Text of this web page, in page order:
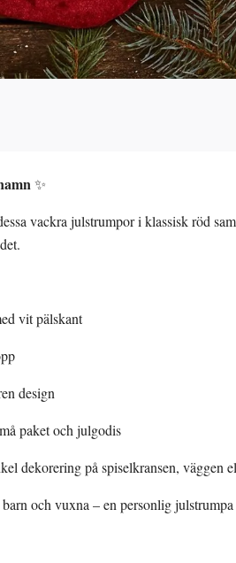
✨
vackra julstrumpor i klassisk röd
vit pälskant
design
paket och julgodis
dekorering på spiselkransen, väggen
och vuxna – en personlig